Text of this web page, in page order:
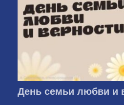
День семьи любви и